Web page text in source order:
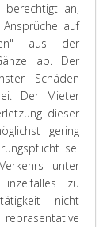
berechtigt an,
auf
aus der
ab. Der
Schäden
Der Mieter
dieser
gering
sei
unter
zu
nicht